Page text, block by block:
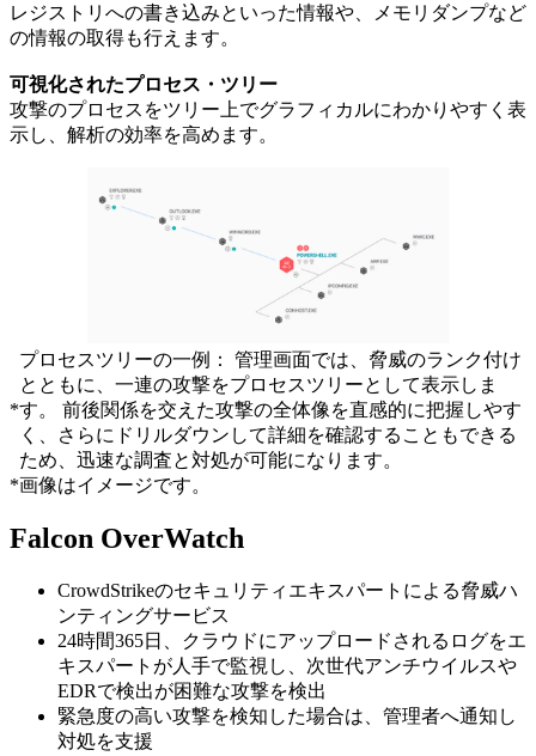
レジストリへの書き込みといった情報や、メモリダンプなど
の情報の取得も行えます。
可視化されたプロセス・ツリー
攻撃のプロセスをツリー上でグラフィカルにわかりやすく表
示し、解析の効率を高めます。
*
プロセスツリーの一例： 管理画面では、脅威のランク付け
とともに、一連の攻撃をプロセスツリーとして表示しま
す。 前後関係を交えた攻撃の全体像を直感的に把握しやす
く、さらにドリルダウンして詳細を確認することもできる
ため、迅速な調査と対処が可能になります。
*画像はイメージです。
Falcon OverWatch
CrowdStrikeのセキュリティエキスパートによる脅威ハ
ンティングサービス
24時間365日、クラウドにアップロードされるログをエ
キスパートが人手で監視し、次世代アンチウイルスや
EDRで検出が困難な攻撃を検出
緊急度の高い攻撃を検知した場合は、管理者へ通知し
対処を支援